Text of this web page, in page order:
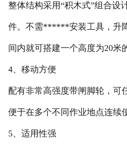
整体结构采用“积木式”组合设
件。不需******安装工具，升
间内就可搭建一个高度为20米
4、移动方便
配有非常高强度带闸脚轮，可
便于在多个不同作业地点连续
5、适用性强